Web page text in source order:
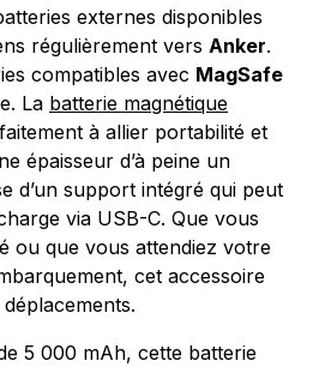
externes disponibles
régulièrement vers Anker.
compatibles avec MagSafe
La batterie magnétique
à allier portabilité et
épaisseur d’à peine un
d’un support intégré qui peut
via USB-C. Que vous
ou que vous attendiez votre
cet accessoire
5 000 mAh, cette batterie